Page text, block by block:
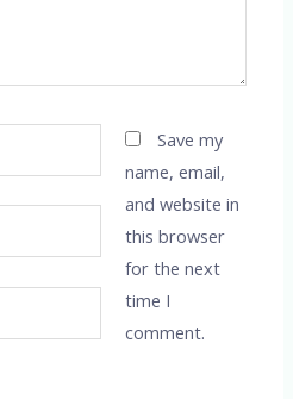
Save my
name, email,
and website in
this browser
for the next
time I
comment.